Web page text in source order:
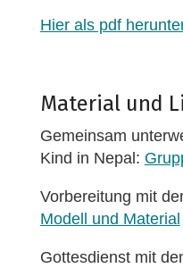
Hier als pdf
Material und
Gemeinsam
Kind in Nepal:
Vorbereitung mit
Modell und Material
Gottesdienst mit